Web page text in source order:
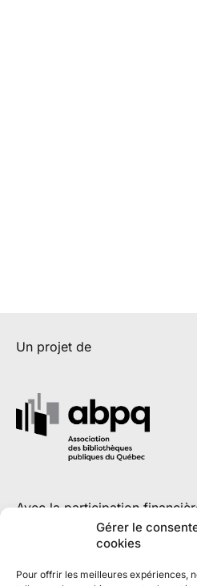
Gérer le
cookies
Pour offrir les meilleures expériences,
Un projet de
Avec la participation